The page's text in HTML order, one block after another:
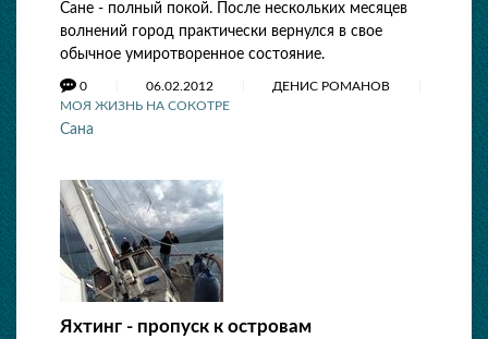
Сане - полный покой. После нескольких месяцев
волнений город практически вернулся в свое
обычное умиротворенное состояние.
0 06.02.2012
ДЕНИС РОМАНОВ
МОЯ ЖИЗНЬ НА СОКОТРЕ
Сана
Яхтинг - пропуск к островам